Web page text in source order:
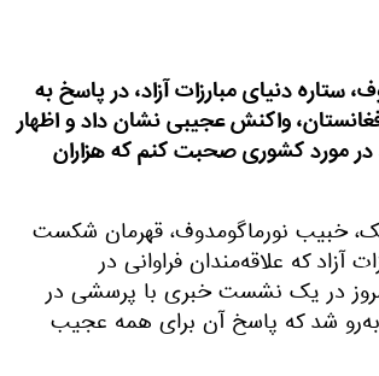
ستاره دنیای مبارزات آزاد، در پاسخ به
واکنش عجیبی نشان داد و اظهار
در مورد کشوری صحبت کنم که هزاران
خبیب نورماگومدوف، قهرمان شکست
آزاد که علاقه‌مندان فراوانی در
امروز در یک نشست خبری با پرسشی در
شد که پاسخ آن برای همه عجیب